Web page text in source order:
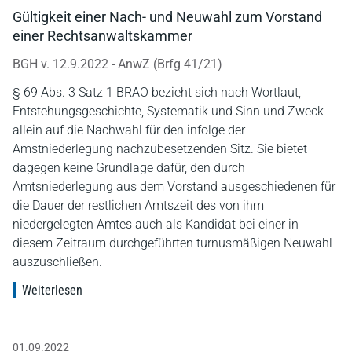
Gültigkeit einer Nach- und Neuwahl zum Vorstand
einer Rechtsanwaltskammer
BGH v. 12.9.2022 - AnwZ (Brfg 41/21)
§ 69 Abs. 3 Satz 1 BRAO bezieht sich nach Wortlaut,
Entstehungsgeschichte, Systematik und Sinn und Zweck
allein auf die Nachwahl für den infolge der
Amstniederlegung nachzubesetzenden Sitz. Sie bietet
dagegen keine Grundlage dafür, den durch
Amtsniederlegung aus dem Vorstand ausgeschiedenen für
die Dauer der restlichen Amtszeit des von ihm
niedergelegten Amtes auch als Kandidat bei einer in
diesem Zeitraum durchgeführten turnusmäßigen Neuwahl
auszuschließen.
Weiterlesen
01.09.2022